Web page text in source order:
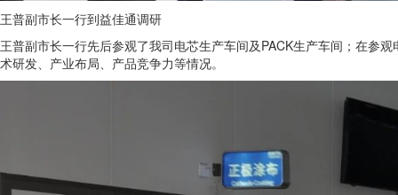
王普副市长一行到益佳通调研
王普副市长一行先后参观了我司电芯生产车间及PACK生产车间；在参
术研发、产业布局、产品竞争力等情况。